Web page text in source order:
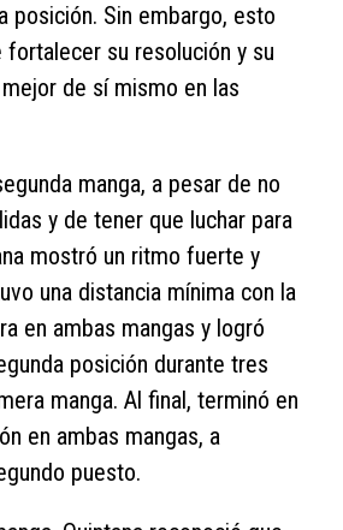
posición. Sin embargo, esto
fortalecer su resolución y su
de sí mismo en las
manga, a pesar de no
y de tener que luchar para
mostró un ritmo fuerte y
una distancia mínima con la
en ambas mangas y logró
posición durante tres
manga. Al final, terminó en
en ambas mangas, a
puesto.